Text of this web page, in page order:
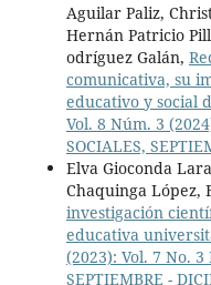
Aguilar Paliz,
Hernán Patricio
odríguez Galán,
comunicativa, su
educativo y social
Vol. 8 Núm. 3
SOCIALES,
Elva Gioconda
Chaquinga López,
investigación
educativa
(2023): Vol. 7 No. 3
SEPTIEMBRE -